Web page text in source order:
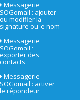
Messagerie
SOGomail : ajouter
ou modifier la
signature ou le nom
Messagerie
SOGomail :
exporter des
contacts
Messagerie
SOGomail : activer
le répondeur